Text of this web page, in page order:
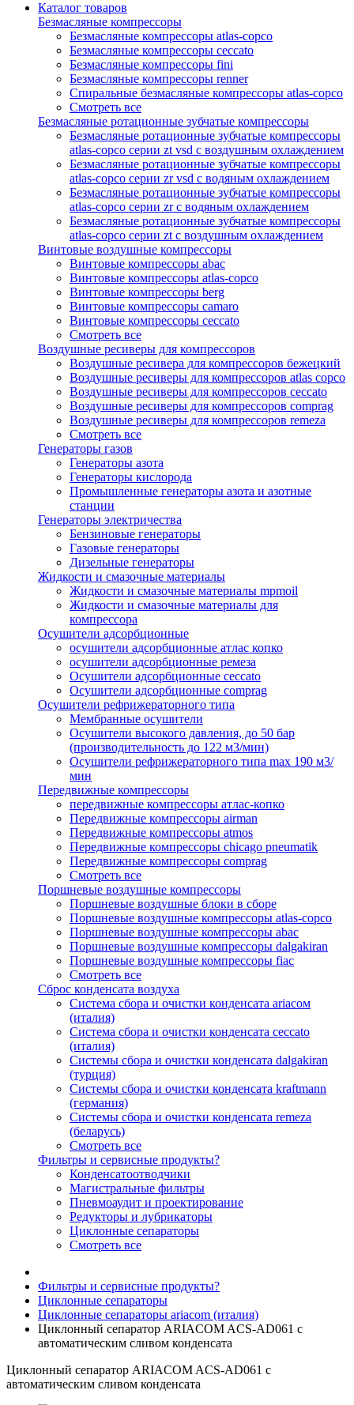
Каталог товаров
Безмасляные компрессоры
Безмасляные компрессоры atlas-copco
Безмасляные компрессоры ceccato
Безмасляные компрессоры fini
Безмасляные компрессоры renner
Спиральные безмасляные компрессоры atlas-copco
Смотреть все
Безмасляные ротационные зубчатые компрессоры
Безмасляные ротационные зубчатые компрессоры
atlas-copco серии zt vsd с воздушным охлаждением
Безмасляные ротационные зубчатые компрессоры
atlas-copco серии zr vsd с водяным охлаждением
Безмасляные ротационные зубчатые компрессоры
atlas-copco серии zr с водяным охлаждением
Безмасляные ротационные зубчатые компрессоры
atlas-copco серии zt с воздушным охлаждением
Винтовые воздушные компрессоры
Винтовые компрессоры abac
Винтовые компрессоры atlas-copco
Винтовые компрессоры berg
Винтовые компрессоры camaro
Винтовые компрессоры ceccato
Смотреть все
Воздушные ресиверы для компрессоров
Воздушные ресивера для компрессоров бежецкий
Воздушные ресиверы для компрессоров atlas copco
Воздушные ресиверы для компрессоров ceccato
Воздушные ресиверы для компрессоров comprag
Воздушные ресиверы для компрессоров remeza
Смотреть все
Генераторы газов
Генераторы азота
Генераторы кислорода
Промышленные генераторы азота и азотные
станции
Генераторы электричества
Бензиновые генераторы
Газовые генераторы
Дизельные генераторы
Жидкости и смазочные материалы
Жидкости и смазочные материалы mpmoil
Жидкости и смазочные материалы для
компрессора
Осушители адсорбционные
осушители адсорбционные атлас копко
осушители адсорбционные ремеза
Осушители адсорбционные ceccato
Осушители адсорбционные comprag
Осушители рефрижераторного типа
Мембранные осушители
Осушители высокого давления, до 50 бар
(производительность до 122 м3/мин)
Осушители рефрижераторного типа max 190 м3/
мин
Передвижные компрессоры
передвижные компрессоры атлас-копко
Передвижные компрессоры airman
Передвижные компрессоры atmos
Передвижные компрессоры chicago pneumatik
Передвижные компрессоры comprag
Смотреть все
Поршневые воздушные компрессоры
Поршневые воздушные блоки в сборе
Поршневые воздушные компрессоры atlas-copco
Поршневые воздушные компрессоры abac
Поршневые воздушные компрессоры dalgakiran
Поршневые воздушные компрессоры fiac
Смотреть все
Сброс конденсата воздуха
Система сбора и очистки конденсата ariacом
(италия)
Система сбора и очистки конденсата ceccato
(италия)
Системы сбора и очистки конденсата dalgakiran
(турция)
Системы сбора и очистки конденсата kraftmann
(германия)
Системы сбора и очистки конденсата remeza
(беларусь)
Смотреть все
Фильтры и сервисные продукты?
Конденсатоотводчики
Магистральные фильтры
Пневмоаудит и проектирование
Редукторы и лубрикаторы
Циклонные сепараторы
Смотреть все
Фильтры и сервисные продукты?
Циклонные сепараторы
Циклонные сепараторы ariacom (италия)
Циклонный сепаратор ARIACOM ACS-AD061 с
автоматическим сливом конденсата
Циклонный сепаратор ARIACOM ACS-AD061 с
автоматическим сливом конденсата